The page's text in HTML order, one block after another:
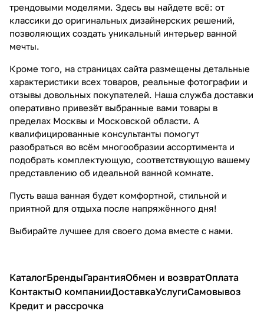
трендовыми моделями. Здесь вы найдете всё: от
классики до оригинальных дизайнерских решений,
позволяющих создать уникальный интерьер ванной
мечты.
Кроме того, на страницах сайта размещены детальные
характеристики всех товаров, реальные фотографии и
отзывы довольных покупателей. Наша служба доставки
оперативно привезёт выбранные вами товары в
пределах Москвы и Московской области. А
квалифицированные консультанты помогут
разобраться во всём многообразии ассортимента и
подобрать комплектующую, соответствующую вашему
представлению об идеальной ванной комнате.
Пусть ваша ванная будет комфортной, стильной и
приятной для отдыха после напряжённого дня!
Выбирайте лучшее для своего дома вместе с нами.
КаталогБрендыГарантияОбмен и возвратОплата
КонтактыО компанииДоставкаУслугиСамовывоз
Кредит и рассрочка